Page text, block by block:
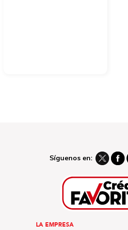
Síguenos en:
LA EMPRESA